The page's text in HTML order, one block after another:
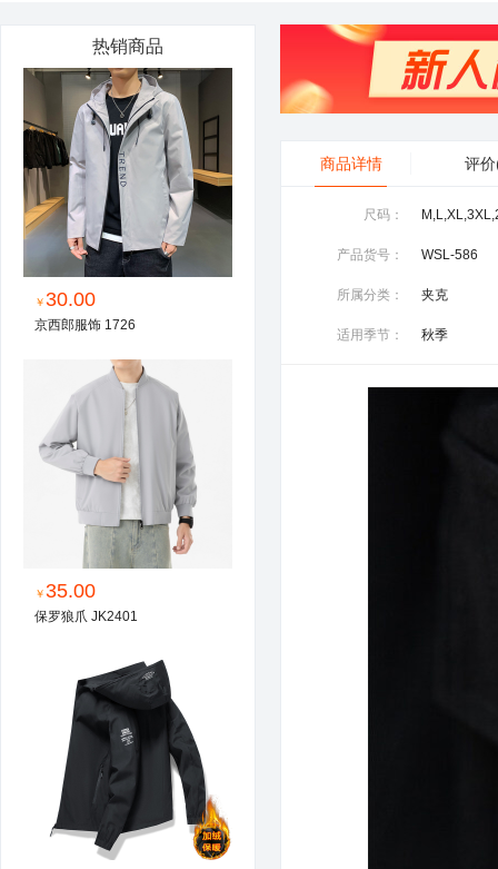
热销商品
￥30.00
京西郎服饰 1726
￥35.00
保罗狼爪 JK2401
商品详情 评价
尺码：
产品货号： WSL-586
所属分类： 夹克
适用季节： 秋季